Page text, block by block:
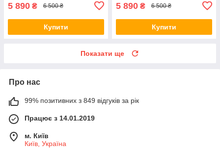
5 890 ₴ 6 500 ₴
Купити
5 890 ₴ 6 500 ₴
Купити
Показати ще
Про нас
99% позитивних з 849 відгуків за рік
Працює з 14.01.2019
м. Київ
Київ, Україна